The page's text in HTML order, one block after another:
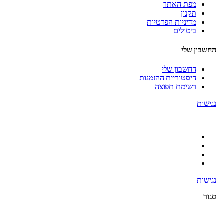
מפת האתר
תקנון
מדיניות הפרטיות
ביטולים
החשבון שלי
החשבון שלי
היסטוריית ההזמנות
רשימת תפוצה
נגישות
נגישות
סגור